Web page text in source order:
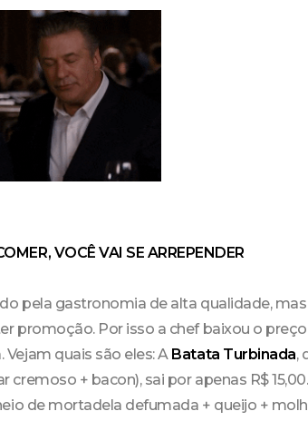
VOCÊ VAI SE ARREPENDER
pela gastronomia de alta qualidade,
promoção. Por isso a chef baixou o
quais são eles: A Batata Turbinada,
cremoso + bacon), sai por apenas R$
de mortadela defumada + queijo +